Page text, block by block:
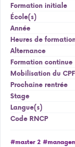
Formation initiale
École(s)
Année
Heures de
Alternance
Formation continue
Mobilisation du CPF
Prochaine rentrée
Stage
Langue(s)
Code RNCP
#master 2